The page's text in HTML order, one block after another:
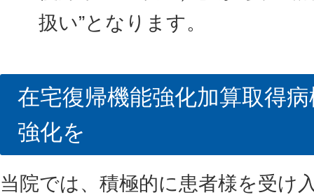
扱い”となります。
在宅復帰機能強化加算取得
強化を
当院では、積極的に患者様を受け